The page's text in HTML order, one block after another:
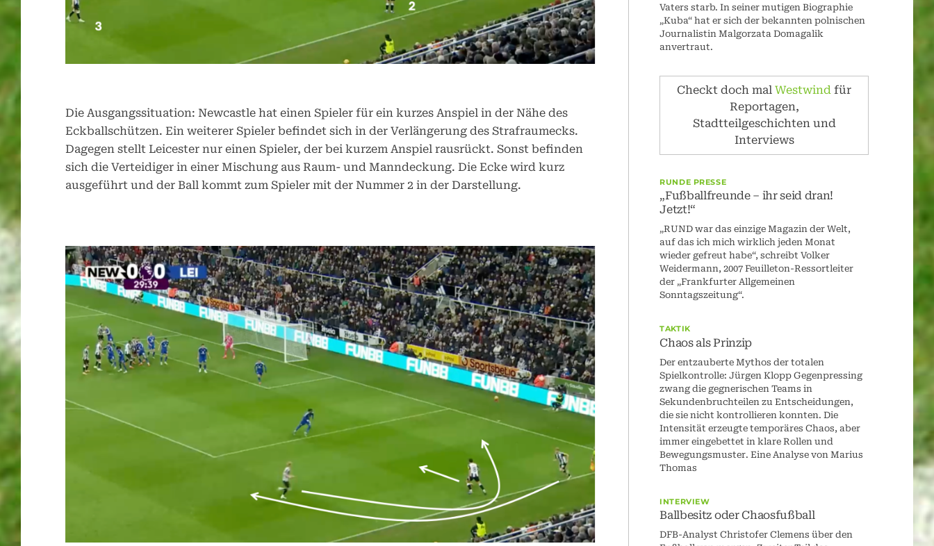
Die Ausgangssituation: Newcastle hat einen Spieler für ein kurzes Anspiel in der Nähe des
Eckballschützen. Ein weiterer Spieler befindet sich in der Verlängerung des Strafraumecks.
Dagegen stellt Leicester nur einen Spieler, der bei kurzem Anspiel rausrückt. Sonst befinden
sich die Verteidiger in einer Mischung aus Raum- und Manndeckung. Die Ecke wird kurz
ausgeführt und der Ball kommt zum Spieler mit der Nummer 2 in der Darstellung.
Vaters starb. In seiner mutigen Biographie
„Kuba“ hat er sich der bekannten polnischen
Journalistin Malgorzata Domagalik
anvertraut.
Checkt doch malWestwind für
Reportagen,
Stadtteilgeschichten und
Interviews
RUNDE PRESSE
„Fußballfreunde – ihr seid dran!
Jetzt!“
„RUND war das einzige Magazin der Welt,
auf das ich mich wirklich jeden Monat
wieder gefreut habe“, schreibt Volker
Weidermann, 2007 Feuilleton-Ressortleiter
der „Frankfurter Allgemeinen
Sonntagszeitung“.
TAKTIK
Chaos als Prinzip
Der entzauberte Mythos der totalen
Spielkontrolle: Jürgen Klopp Gegenpressing
zwang die gegnerischen Teams in
Sekundenbruchteilen zu Entscheidungen,
die sie nicht kontrollieren konnten. Die
Intensität erzeugte temporäres Chaos, aber
immer eingebettet in klare Rollen und
Bewegungsmuster. Eine Analyse von Marius
Thomas
INTERVIEW
Ballbesitz oder Chaosfußball
DFB-Analyst Christofer Clemens über den